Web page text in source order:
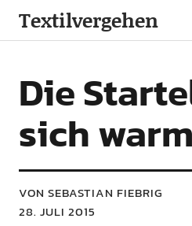
Textilvergehen
Die
sich
VON SEBASTIAN FIEBRIG
28. JULI 2015